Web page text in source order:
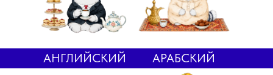
АРАБСКИЙ
АНГЛИЙСКИЙ